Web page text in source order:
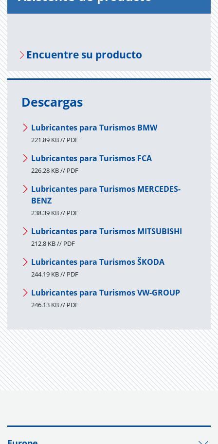
En­cuen­tre su pro­duc­to
Descargas
Lubricantes para Turismos BMW
221.89 KB // PDF
Lubricantes para Turismos FCA
226.28 KB // PDF
Lubricantes para Turismos MERCEDES-
BENZ
238.39 KB // PDF
Lubricantes para Turismos MITSUBISHI
212.8 KB // PDF
Lubricantes para Turismos ŠKODA
244.19 KB // PDF
Lubricantes para Turismos VW-GROUP
246.13 KB // PDF